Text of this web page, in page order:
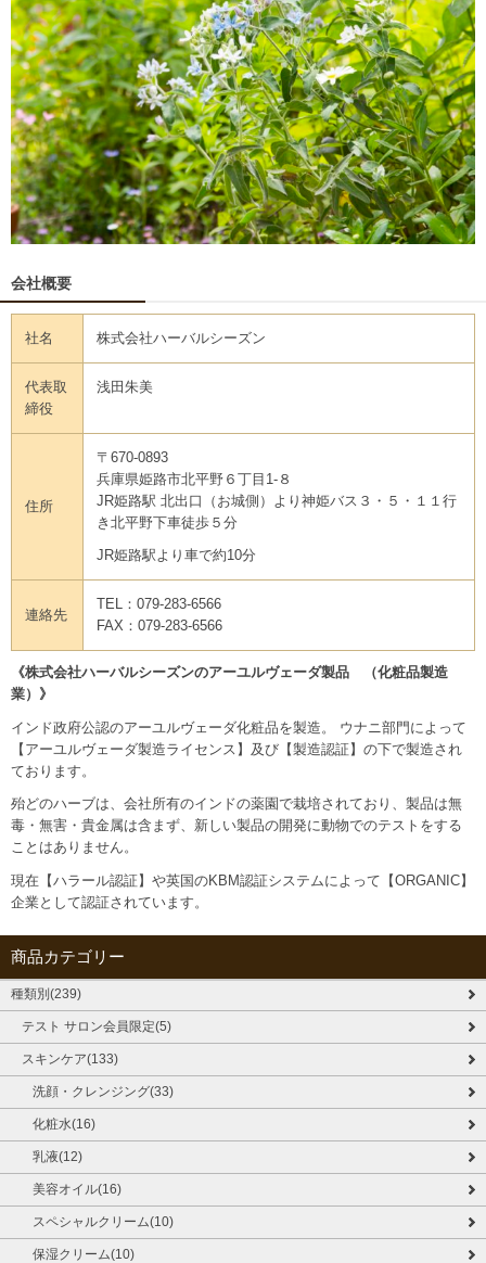
会社概要
社名 株式会社ハーバルシーズン
代表取
締役
浅田朱美
住所
〒670-0893
兵庫県姫路市北平野６丁目1-８
JR姫路駅 北出口（お城側）より神姫バス３・５・１１行
き北平野下車徒歩５分
JR姫路駅より車で約10分
連絡先
TEL：079-283-6566
FAX：079-283-6566
《株式会社ハーバルシーズンのアーユルヴェーダ製品 （化粧品製造
業）》
インド政府公認のアーユルヴェーダ化粧品を製造。 ウナニ部門によって
【アーユルヴェーダ製造ライセンス】及び【製造認証】の下で製造され
ております。
殆どのハーブは、会社所有のインドの薬園で栽培されており、製品は無
毒・無害・貴金属は含まず、新しい製品の開発に動物でのテストをする
ことはありません。
現在【ハラール認証】や英国のKBM認証システムによって【ORGANIC】
企業として認証されています。
商品カテゴリー
種類別(239)
テスト サロン会員限定(5)
スキンケア(133)
洗顔・クレンジング(33)
化粧水(16)
乳液(12)
美容オイル(16)
スペシャルクリーム(10)
保湿クリーム(10)